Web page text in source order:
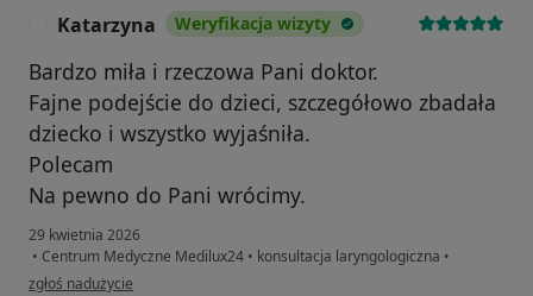
Katarzyna Weryfikacja wizyty
Bardzo miła i rzeczowa Pani doktor.
Fajne podejście do dzieci, szczegółowo zbadała
dziecko i wszystko wyjaśniła.
Polecam
Na pewno do Pani wrócimy.
29 kwietnia 2026
• Centrum Medyczne Medilux24 • konsultacja laryngologiczna •
w opinii użytkownika Katarzyna
zgłoś nadużycie